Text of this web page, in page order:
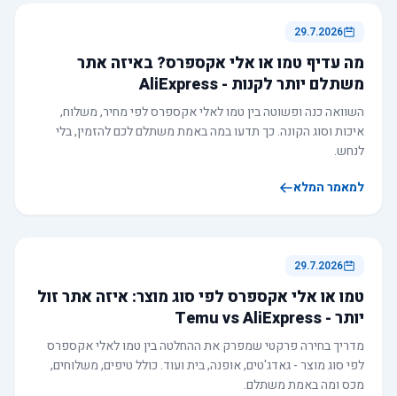
29.7.2026
מה עדיף טמו או אלי אקספרס? באיזה אתר
משתלם יותר לקנות - AliExpress
השוואה כנה ופשוטה בין טמו לאלי אקספרס לפי מחיר, משלוח,
איכות וסוג הקונה. כך תדעו במה באמת משתלם לכם להזמין, בלי
לנחש.
למאמר המלא
29.7.2026
טמו או אלי אקספרס לפי סוג מוצר: איזה אתר זול
יותר - Temu vs AliExpress
מדריך בחירה פרקטי שמפרק את ההחלטה בין טמו לאלי אקספרס
לפי סוג מוצר - גאדג'טים, אופנה, בית ועוד. כולל טיפים, משלוחים,
מכס ומה באמת משתלם.